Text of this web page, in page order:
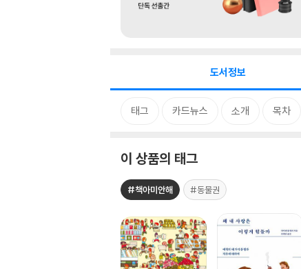
도서정보
태그 카드뉴스 소개 목차
이 상품의 태그
#책아미안해 #동물권